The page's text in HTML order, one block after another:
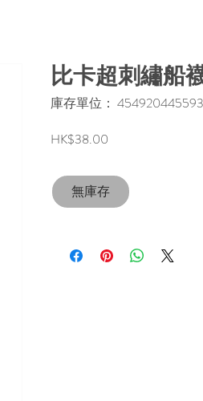
比卡超刺繡船
庫存單位：
HK$38.00
無庫存